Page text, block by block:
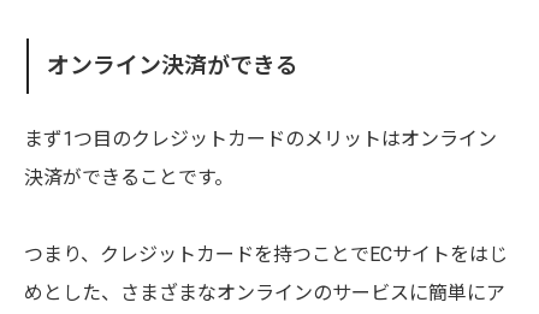
オンライン決済ができる
まず1つ目のクレジットカードのメリットはオンライン
決済ができることです。
つまり、クレジットカードを持つことでECサイトをはじ
めとした、さまざまなオンラインのサービスに簡単にア